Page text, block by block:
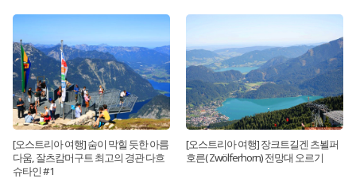
[오스트리아 여행] 숨이 막힐 듯한 아름
다움, 잘츠캄머구트 최고의 경관 다흐
슈타인 #1
[오스트리아 여행] 장크트길겐 츠뵐퍼
호른( Zwölferhorn) 전망대 오르기